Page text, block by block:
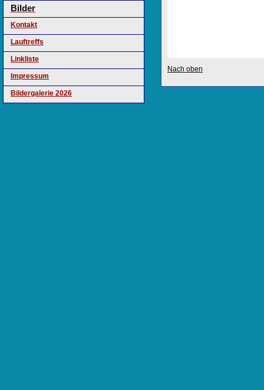
Bilder
Kontakt
Lauftreffs
Linkliste
Impressum
Bildergalerie 2026
Nach oben